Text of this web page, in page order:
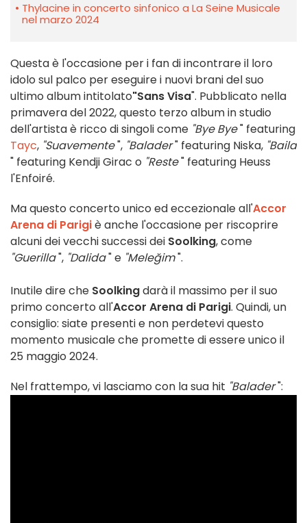
Thylacine in concerto sinfonico a La Seine Musicale
nel marzo 2024
Questa è l'occasione per i fan di incontrare il loro
idolo sul palco per eseguire i nuovi brani del suo
ultimo album intitolato"Sans Visa". Pubblicato nella
primavera del 2022, questo terzo album in studio
dell'artista è ricco di singoli come "Bye Bye" featuring
Tayc, "Suavemente", "Balader" featuring Niska, "Baila
" featuring Kendji Girac o "Reste" featuring Heuss
l'Enfoiré.
Ma questo concerto unico ed eccezionale all'Accor
Arena di Parigiè anche l'occasione per riscoprire
alcuni dei vecchi successi dei Soolking, come
"Guerilla", "Dalida" e "Meleğim".
Inutile dire che Soolkingdarà il massimo per il suo
primo concerto all'Accor Arena di Parigi. Quindi, un
consiglio: siate presenti e non perdetevi questo
momento musicale che promette di essere unico il
25 maggio 2024.
Nel frattempo, vi lasciamo con la sua hit "Balader":